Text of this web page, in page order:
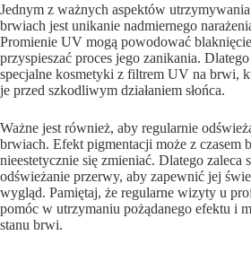
Jednym z ważnych aspektów
brwiach jest unikanie nadmiernego
Promienie UV mogą powodować
przyspieszać proces jego zanikania.
specjalne kosmetyki z filtrem UV na brwi,
je przed szkodliwym działaniem słońca.
Ważne jest również, aby regularnie
brwiach. Efekt pigmentacji może z czasem
nieestetycznie się zmieniać. Dlatego zaleca
odświeżanie przerwy, aby zapewnić jej
wygląd. Pamiętaj, że regularne wizyty u
pomóc w utrzymaniu pożądanego efektu i
stanu brwi.